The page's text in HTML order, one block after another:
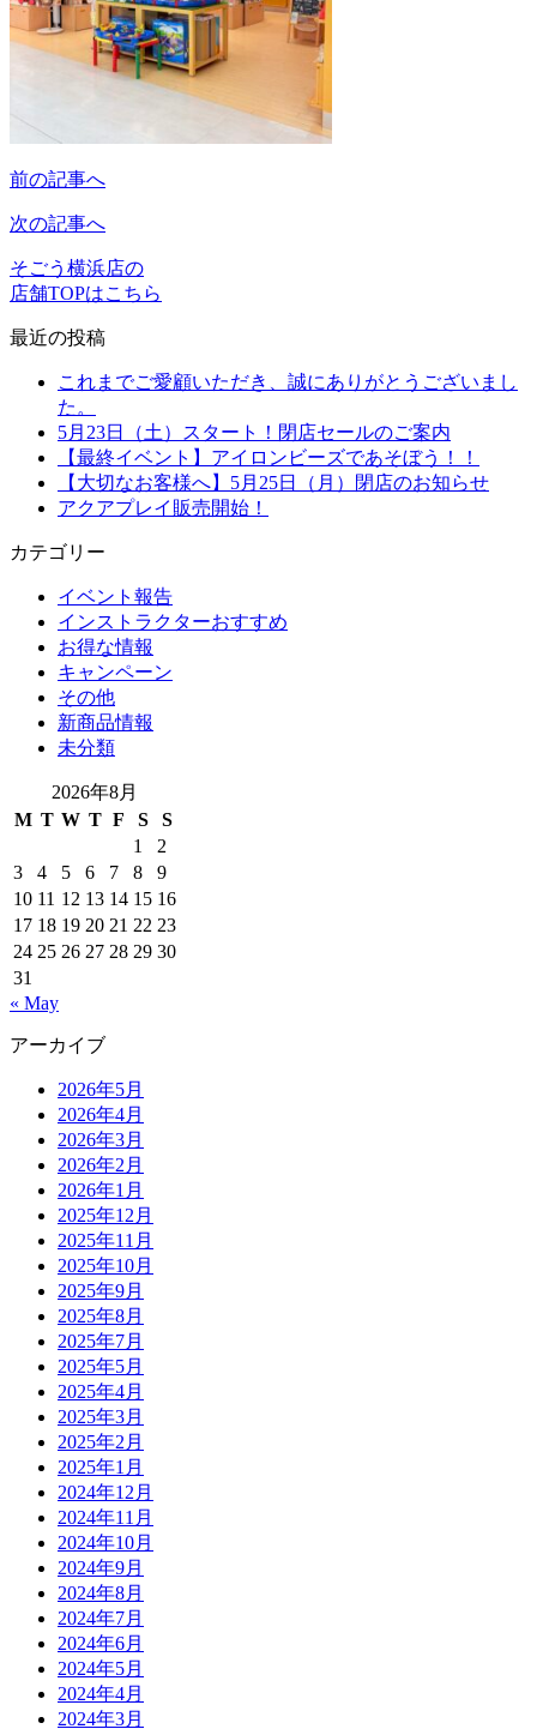
前の記事へ
次の記事へ
そごう横浜店の
店舗TOPはこちら
最近の投稿
これまでご愛顧いただき、誠にありがとうございまし
た。
5月23日（土）スタート！閉店セールのご案内
【最終イベント】アイロンビーズであそぼう！！
【大切なお客様へ】5月25日（月）閉店のお知らせ
アクアプレイ販売開始！
カテゴリー
イベント報告
インストラクターおすすめ
お得な情報
キャンペーン
その他
新商品情報
未分類
2026年8月
M T W T F S
S
1
2
3
4 5 6 7 8
9
10 11 12 13 14 15 16
17 18 19 20 21 22 23
24 25 26 27 28 29 30
31
« May
アーカイブ
2026年5月
2026年4月
2026年3月
2026年2月
2026年1月
2025年12月
2025年11月
2025年10月
2025年9月
2025年8月
2025年7月
2025年5月
2025年4月
2025年3月
2025年2月
2025年1月
2024年12月
2024年11月
2024年10月
2024年9月
2024年8月
2024年7月
2024年6月
2024年5月
2024年4月
2024年3月